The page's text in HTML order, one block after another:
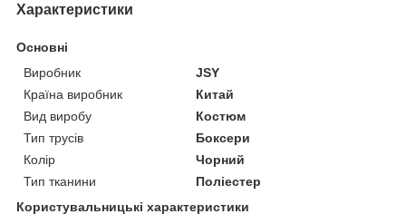
Характеристики
Основні
Виробник
JSY
Країна виробник
Китай
Вид виробу
Костюм
Тип трусів
Боксери
Колір
Чорний
Тип тканини
Поліестер
Користувальницькі характеристики